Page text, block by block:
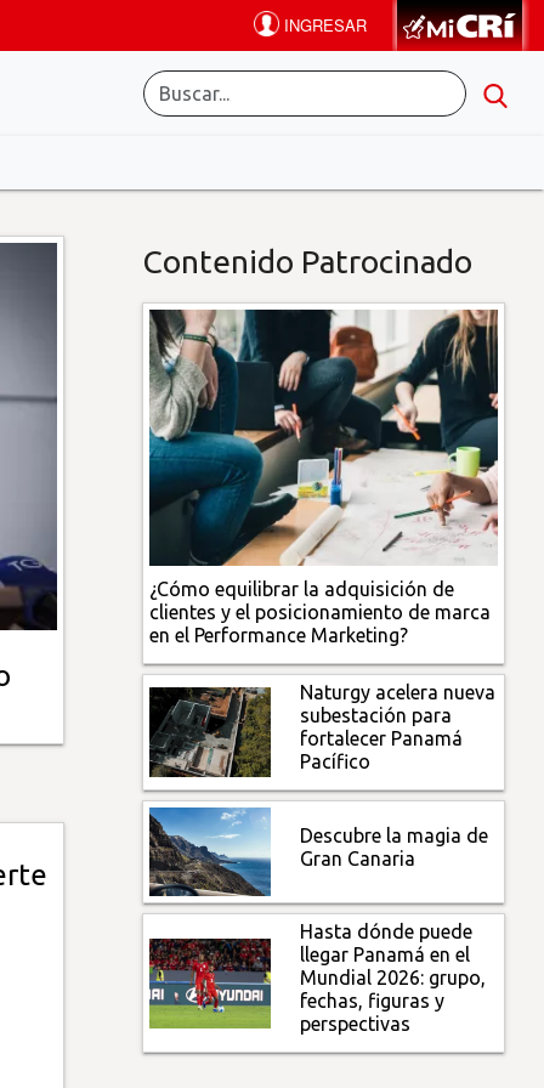
Contenido Patrocinado
¿Cómo equilibrar la adquisición de
clientes y el posicionamiento de marca
en el Performance Marketing?
Naturgy acelera nueva
subestación para
fortalecer Panamá
Pacífico
Descubre la magia de
Gran Canaria
Hasta dónde puede
llegar Panamá en el
Mundial 2026: grupo,
fechas, figuras y
perspectivas